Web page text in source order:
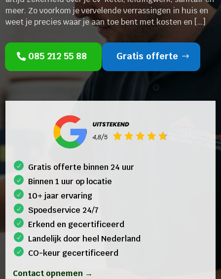
meer. Zo voorkom je vervelende verrassingen in huis en
weet je precies waar je aan toe bent met kosten en […]
085 212 55 88 Gratis offerte
Gratis offerte binnen 24 uur
Binnen 1 uur op locatie
10+ jaar ervaring
Spoedservice 24/7
Erkend en gecertificeerd
Landelijk door heel Nederland
CO-keur gecertificeerd
Contact opnemen →